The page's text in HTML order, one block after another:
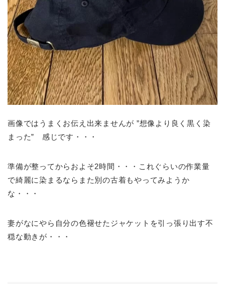
画像ではうまくお伝え出来ませんが ”想像より良く黒く染
まった” 感じです・・・
準備が整ってからおよそ2時間・・・これぐらいの作業量
で綺麗に染まるならまた別の古着もやってみようか
な・・・
妻がなにやら自分の色褪せたジャケットを引っ張り出す不
穏な動きが・・・